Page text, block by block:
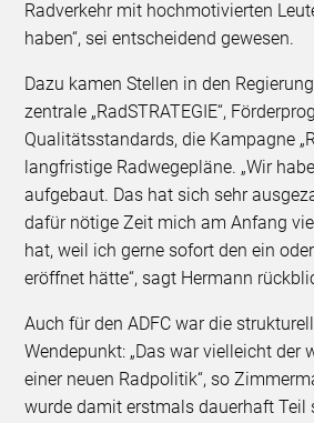
Radverkehr mit hochmotivierten
haben“, sei entscheidend gewesen.
Dazu kamen Stellen in den
zentrale „RadSTRATEGIE“,
Qualitätsstandards, die Kampagne
langfristige Radwegepläne. „Wir
aufgebaut. Das hat sich sehr
dafür nötige Zeit mich am Anfang
hat, weil ich gerne sofort den ein
eröffnet hätte“, sagt Hermann
Auch für den ADFC war die
Wendepunkt: „Das war vielleicht der
einer neuen Radpolitik“, so
wurde damit erstmals dauerhaft Teil